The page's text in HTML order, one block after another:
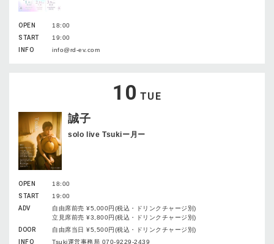
OPEN
18:00
START
19:00
INFO
info@rd-ev.com
10 TUE
誠子
solo live Tsukiー月ー
OPEN
18:00
START
19:00
ADV
自由席前売 ¥5,000円(税込・ドリンクチャージ別)
立見席前売 ¥3,800円(税込・ドリンクチャージ別)
DOOR
自由席当日 ¥5,500円(税込・ドリンクチャージ別)
INFO
Tsuki運営事務局 070-9229-2439